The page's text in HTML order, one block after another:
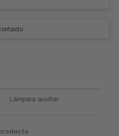
Lámpara auxiliar